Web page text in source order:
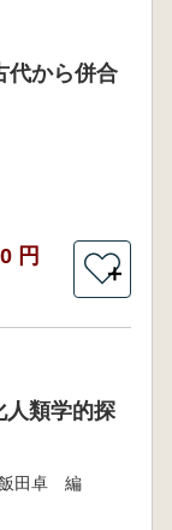
から併合
円
＋
人類学的探
飯田卓 編